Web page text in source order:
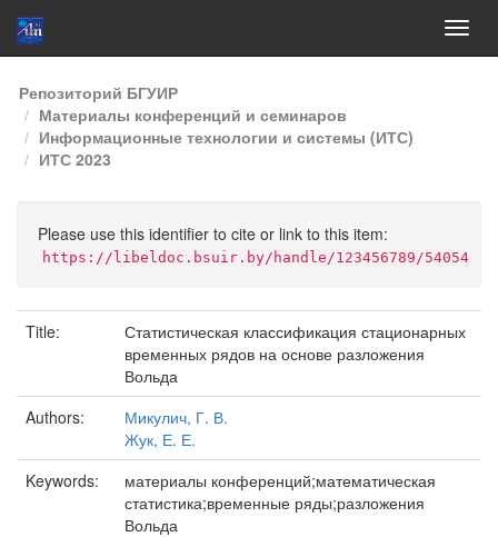
Skip
navigation
Репозиторий БГУИР
Материалы конференций и семинаров
Информационные технологии и системы (ИТС)
ИТС 2023
Please use this identifier to cite or link to this item:
https://libeldoc.bsuir.by/handle/123456789/54054
Title:
Статистическая классификация стационарных
временных рядов на основе разложения
Вольда
Authors:
Микулич, Г. В.
Жук, Е. Е.
Keywords:
материалы конференций;математическая
статистика;временные ряды;разложения
Вольда